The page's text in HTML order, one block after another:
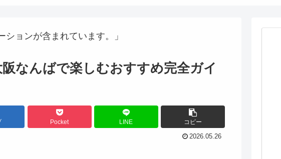
ションが含まれています。」
なんばで楽しむおすすめ完全ガイ
Pocket LINE コピー
2026.05.26